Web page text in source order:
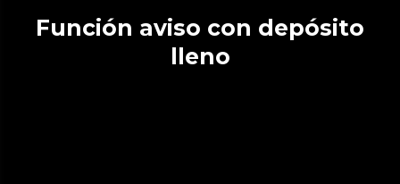
Función aviso con depósito
lleno